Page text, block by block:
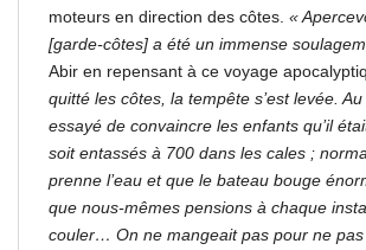
moteurs en direction des côtes. «
[garde-côtes] a été un immense
Abir en repensant à ce voyage
quitté les côtes, la tempête s’est levée.
essayé de convaincre les enfants qu’il
soit entassés à 700 dans les cales ;
prenne l’eau et que le bateau bouge
que nous-mêmes pensions à chaque
couler… On ne mangeait pas pour ne pas